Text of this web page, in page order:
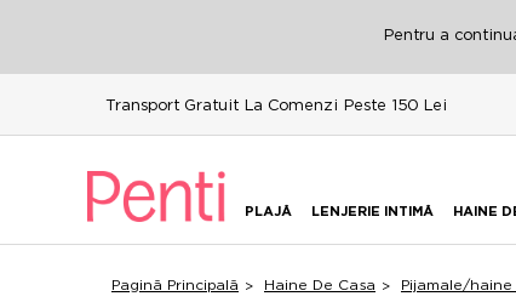
Pentru a
Transport Gratuit La Comenzi Peste 150 Lei
PLAJĂ LENJERIE INTIMĂ HAINE
Pagină Principală Haine De Casa Pijamale/haine